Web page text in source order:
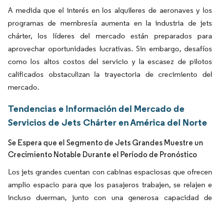
A medida que el interés en los alquileres de aeronaves y los
programas de membresía aumenta en la industria de jets
chárter, los líderes del mercado están preparados para
aprovechar oportunidades lucrativas. Sin embargo, desafíos
como los altos costos del servicio y la escasez de pilotos
calificados obstaculizan la trayectoria de crecimiento del
mercado.
Tendencias e Información del Mercado de
Servicios de Jets Chárter en América del Norte
Se Espera que el Segmento de Jets Grandes Muestre un
Crecimiento Notable Durante el Período de Pronóstico
Los jets grandes cuentan con cabinas espaciosas que ofrecen
amplio espacio para que los pasajeros trabajen, se relajen e
incluso duerman, junto con una generosa capacidad de